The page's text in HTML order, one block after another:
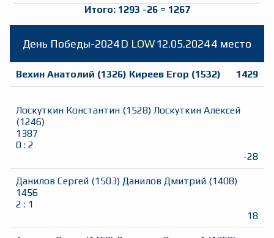
Итого: 1293 -26= 1267
День Победы-2024D LOW12.05.20244 место
Вехин Анатолий (1326) Киреев Егор (1532) 1429
Лоскуткин Константин (1528) Лоскуткин Алексей
(1246)
1387
0 : 2
-28
Данилов Сергей (1503) Данилов Дмитрий (1408)
1456
2 : 1
18